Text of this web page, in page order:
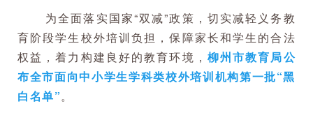
为全面落实国家“双减”政策，切实减轻义务教
育阶段学生校外培训负担，保障家长和学生的合法
权益，着力构建良好的教育环境， 柳州市教育局公
布全市面向中小学生学科类校外培训机构第一批“黑
白名单”。